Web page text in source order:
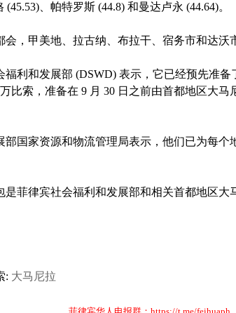
(45.53)、帕特罗斯 (44.8) 和曼达卢永 (44.64)。
会，甲美地、拉古纳、布拉干、宿务市和达沃
福利和发展部 (DSWD) 表示，它已经预先准备
比索，准备在 9 月 30 日之前由首都地区大
部国家资源和物流管理局表示，他们已为每个
是菲律宾社会福利和发展部和相关首都地区大
: ​大马尼拉